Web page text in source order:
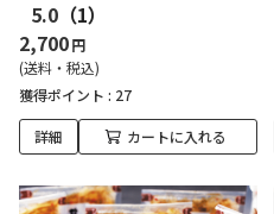
5.0 （1）
2,700円
(送料・税込)
獲得ポイント : 27
詳細 カートに入れる